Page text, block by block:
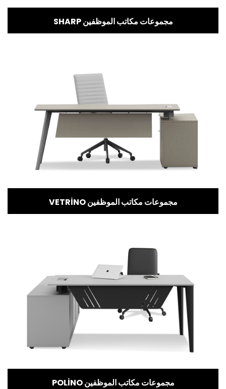
SHARP مجموعات مكاتب الموظفين
VETRİNO مجموعات مكاتب الموظفين
POLİNO مجموعات مكاتب الموظفين